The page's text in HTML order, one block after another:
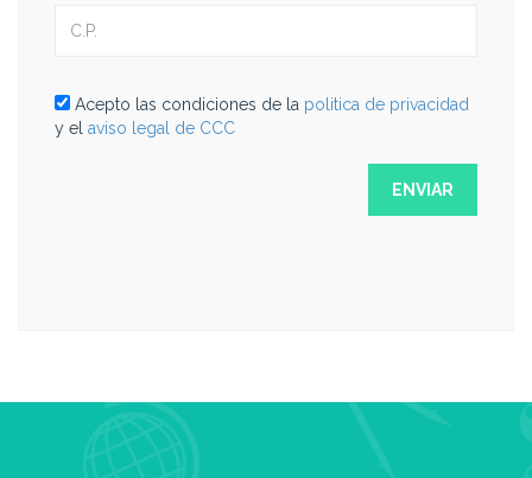
Acepto las condiciones de la politica de privacidad
y el aviso legal de CCC